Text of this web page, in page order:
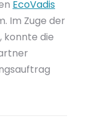
EcoVadis
Im Zuge der
konnte die